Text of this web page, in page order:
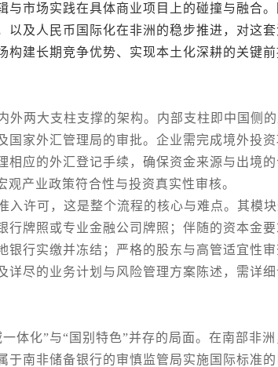
与市场实践在具体商业项目上的碰撞与融合
以及人民币国际化在非洲的稳步推进，对这
构建长期竞争优势、实现本土化深耕的关键
两大支柱支撑的架构。内部支柱即中国侧的
国家外汇管理局的审批。企业需完成境外投
相应的外汇登记手续，确保资金来源与出境
产业政策符合性与投资真实性审核。
许可，这是整个流程的核心与难点。其模块
行牌照或专业金融公司牌照；伴随的资本金
银行实缴并冻结；严格的股东与高管适宜性审
详尽的业务计划与风险管理方案陈述，需详
化”与“国别特色”并存的局面。在南部非洲
于南非储备银行的审慎监管局实施国际标准